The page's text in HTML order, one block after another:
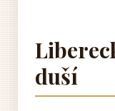
duší